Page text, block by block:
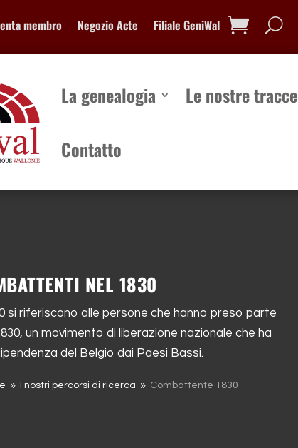
membro Negozio Acte Filiale GeniWal
La genealogia Le nostre tracce
Contatto
NEL 1830
si riferiscono alle persone che hanno preso parte
un movimento di liberazione nazionale che ha
del Belgio dai Paesi Bassi.
9 I nostri percorsi di ricerca 9 Combattente 1830